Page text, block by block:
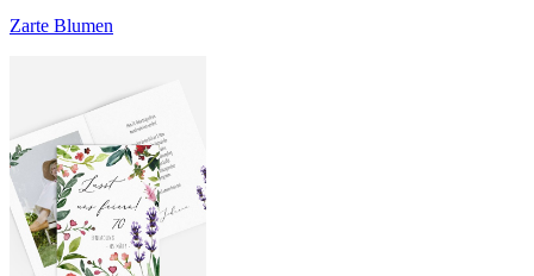
Zarte Blumen